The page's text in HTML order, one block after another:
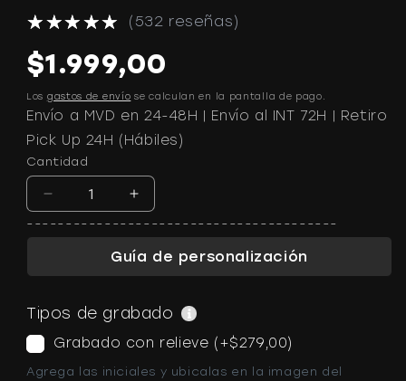
532 reseñas
Precio
habitual
$1.999,00
Los gastos de envío se calculan en la pantalla de pago.
Envío a MVD en 24-48H | Envío al INT 72H | Retiro
Pick Up 24H (Hábiles)
Cantidad
Reducir
cantidad
para
Stone™
Magic
Wallet
Aumentar
cantidad
para
Final
Stone™
Magic
Wallet
----------------------------------------
Guía de personalización
Tipos de grabado
Grabado con relieve (+$279,00)
Agrega las iniciales y ubicalas en la imagen del